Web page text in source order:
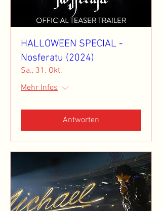
HALLOWEEN SPECIAL -
Nosferatu (2024)
Sa., 31. Okt.
Mehr Infos
Antworten